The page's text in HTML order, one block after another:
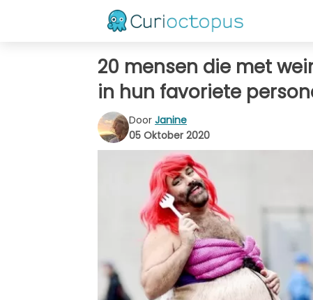
20 mensen die met
in hun favoriete
Door Janine
05 Oktober 2020